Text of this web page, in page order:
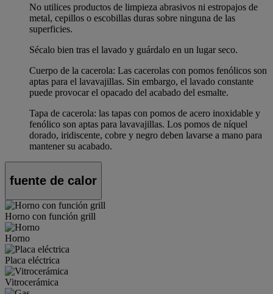
No utilices productos de limpieza abrasivos ni estropajos de
metal, cepillos o escobillas duras sobre ninguna de las
superficies.
Sécalo bien tras el lavado y guárdalo en un lugar seco.
Cuerpo de la cacerola: Las cacerolas con pomos fenólicos son
aptas para el lavavajillas. Sin embargo, el lavado constante
puede provocar el opacado del acabado del esmalte.
Tapa de cacerola: las tapas con pomos de acero inoxidable y
fenólico son aptas para lavavajillas. Los pomos de níquel
dorado, iridiscente, cobre y negro deben lavarse a mano para
mantener su acabado.
fuente de calor
Horno con función grill
Horno
Placa eléctrica
Vitrocerámica